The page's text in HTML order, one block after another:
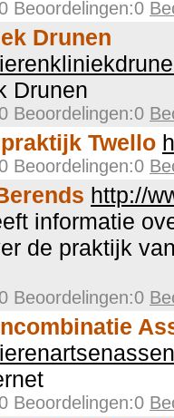
Beoordelingen:0
Drunen
Drunen
Beoordelingen:0
Twello
Beoordelingen:0
http://
informatie
de praktijk
Beoordelingen:0
Beoordelingen:0